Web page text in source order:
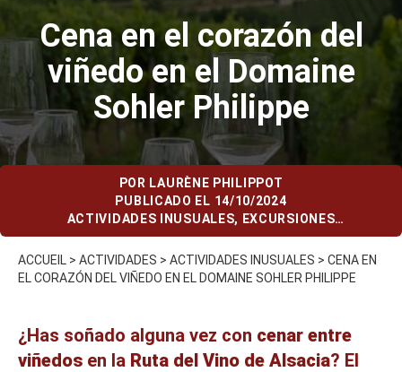
Cena en el corazón del
viñedo en el Domaine
Sohler Philippe
POR LAURÈNE PHILIPPOT
PUBLICADO EL 14/10/2024
ACTIVIDADES INUSUALES, EXCURSIONES
GASTRONÓMICAS,RUTA DEL VINO
ACCUEIL > ACTIVIDADES > ACTIVIDADES INUSUALES > CENA EN
EL CORAZÓN DEL VIÑEDO EN EL DOMAINE SOHLER PHILIPPE
¿Has soñado alguna vez con cenar entre
viñedos en la Ruta del Vino de Alsacia? El